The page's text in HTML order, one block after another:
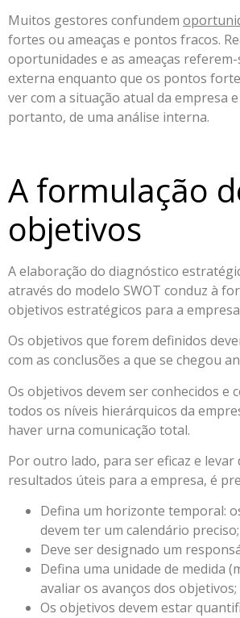
Muitos gestores confundem
fortes ou ameaças e pontos fracos.
oportunidades e as ameaças
externa enquanto que os pontos
ver com a situação atual da empresa
portanto, de uma análise interna.
A formulação
objetivos
A elaboração do diagnóstico
através do modelo SWOT conduz à
objetivos estratégicos para a
Os objetivos que forem definidos
com as conclusões a que se chegou
Os objetivos devem ser conhecidos e
todos os níveis hierárquicos da
haver urna comunicação total.
Por outro lado, para ser eficaz e levar
resultados úteis para a empresa, é
Defina um horizonte temporal:
devem ter um calendário preciso;
Deve ser designado um
Defina uma unidade de medida
avaliar os avanços dos objetivos;
Os objetivos devem estar